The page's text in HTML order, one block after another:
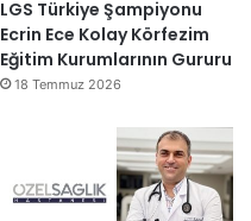
LGS Türkiye Şampiyonu
Ecrin Ece Kolay Körfezim
Eğitim Kurumlarının Gururu
18 Temmuz 2026